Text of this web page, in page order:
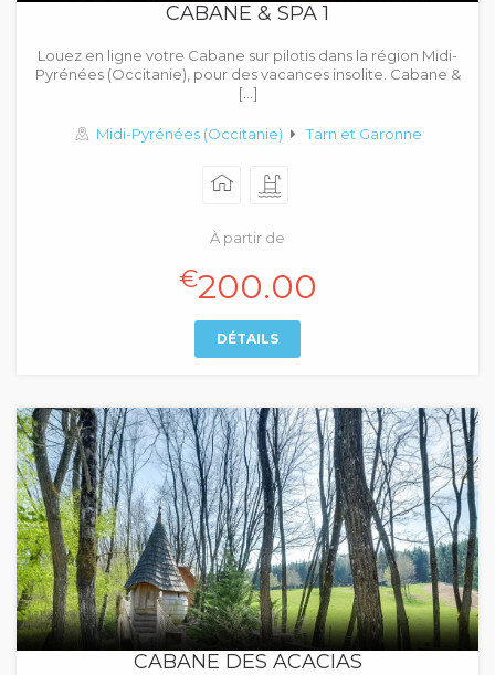
CABANE & SPA 1
Louez en ligne votre Cabane sur pilotis dans la région Midi-
Pyrénées (Occitanie), pour des vacances insolite. Cabane &
[…]
Midi-Pyrénées (Occitanie) Tarn et Garonne
À partir de
€200.00
DÉTAILS
CABANE DES ACACIAS